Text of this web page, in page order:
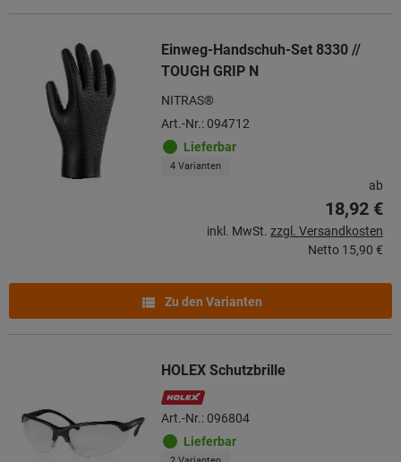
Einweg-Handschuh-Set 8330 //
TOUGH GRIP N
NITRAS®
Art.-Nr.: 094712
Lieferbar
4 Varianten
ab
18,92 €
inkl. MwSt. zzgl. Versandkosten
Netto 15,90 €
Zu den Varianten
HOLEX Schutzbrille
Art.-Nr.: 096804
Lieferbar